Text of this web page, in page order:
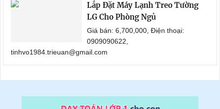
Lắp Đặt Máy Lạnh Treo Tường
LG Cho Phòng Ngủ
Giá bán: 6,700,000, Điện thoại:
0909090622,
tinhvo1984.trieuan@gmail.com